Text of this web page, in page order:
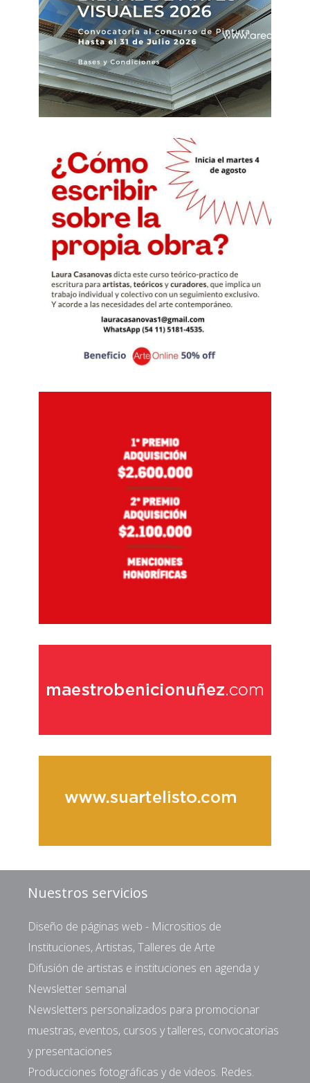
Nuestros servicios
Diseño de páginas web - Micrositios de
Instituciones, Artistas, Talleres de Arte
Difusión de artistas e instituciones en agenda y
Newsletter semanal
Newsletters personalizados para promocionar
muestras, eventos, cursos y talleres, convocatorias
y presentaciones
Producciones fotográficas y de videos. Redes.